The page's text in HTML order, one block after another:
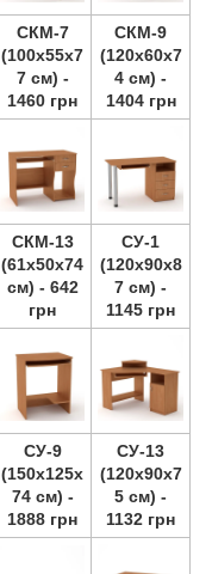
СКМ-7
(100х55х7
7 см) -
1460 грн
СКМ-9
(120х60х7
4 см) -
1404 грн
СКМ-13
(61х50х74
см) - 642
грн
СУ-1
(120х90х8
7 см) -
1145 грн
СУ-9
(150х125х
74 см) -
1888 грн
СУ-13
(120х90х7
5 см) -
1132 грн